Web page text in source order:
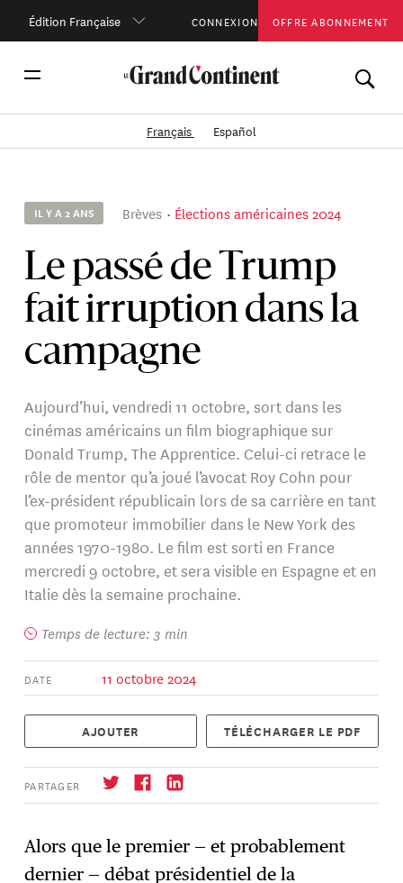
Édition Française CONNEXION OFFRE ABONNEMENT
Français Español
IL Y A 2 ANS Brèves Élections américaines 2024
Le passé de Trump
fait irruption dans la
campagne
Aujourd’hui, vendredi 11 octobre, sort dans les
cinémas américains un film biographique sur
Donald Trump, The Apprentice. Celui-ci retrace le
rôle de mentor qu’a joué l’avocat Roy Cohn pour
l’ex-président républicain lors de sa carrière en tant
que promoteur immobilier dans le New York des
années 1970-1980. Le film est sorti en France
mercredi 9 octobre, et sera visible en Espagne et en
Italie dès la semaine prochaine.
Temps de lecture: 3 min
DATE 11 octobre 2024
AJOUTER TÉLÉCHARGER LE PDF
PARTAGER
Alors que le premier — et probablement
dernier —débat présidentiel de la